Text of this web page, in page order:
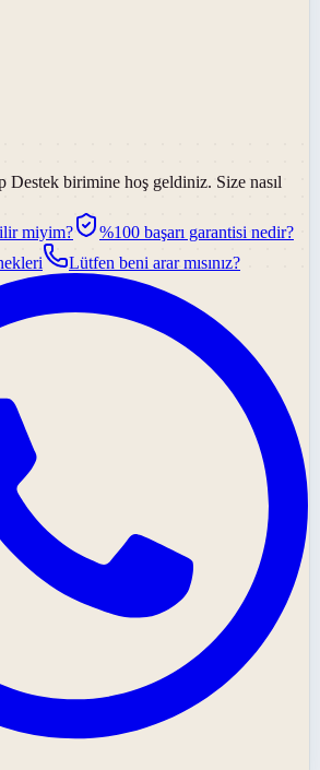
Destek birimine hoş geldiniz. Size nasıl
miyim?
%100 başarı garantisi nedir?
Lütfen beni arar mısınız?